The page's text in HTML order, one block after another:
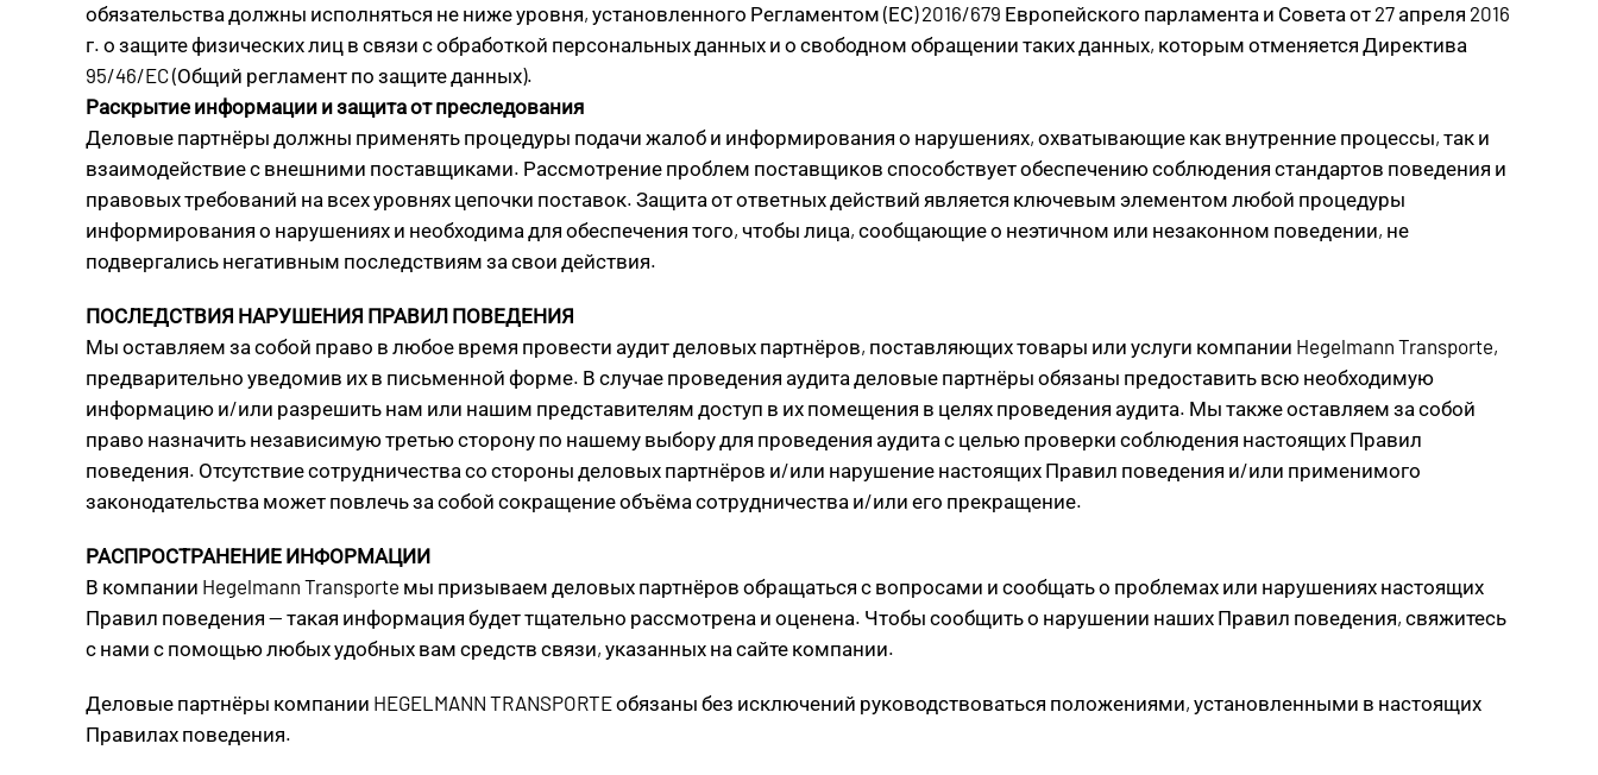
обязательства должны исполняться не ниже уровня, установленного Регламентом (ЕС) 2016/679 Европейского парламента и Совета от 27 апреля 2016
г. о защите физических лиц в связи с обработкой персональных данных и о свободном обращении таких данных, которым отменяется Директива
95/46/EC (Общий регламент по защите данных).
Раскрытие информации и защита от преследования
Деловые партнёры должны применять процедуры подачи жалоб и информирования о нарушениях, охватывающие как внутренние процессы, так и
взаимодействие с внешними поставщиками. Рассмотрение проблем поставщиков способствует обеспечению соблюдения стандартов поведения и
правовых требований на всех уровнях цепочки поставок. Защита от ответных действий является ключевым элементом любой процедуры
информирования о нарушениях и необходима для обеспечения того, чтобы лица, сообщающие о неэтичном или незаконном поведении, не
подвергались негативным последствиям за свои действия.
ПОСЛЕДСТВИЯ НАРУШЕНИЯ ПРАВИЛ ПОВЕДЕНИЯ
Мы оставляем за собой право в любое время провести аудит деловых партнёров, поставляющих товары или услуги компании Hegelmann Transporte,
предварительно уведомив их в письменной форме. В случае проведения аудита деловые партнёры обязаны предоставить всю необходимую
информацию и/или разрешить нам или нашим представителям доступ в их помещения в целях проведения аудита. Мы также оставляем за собой
право назначить независимую третью сторону по нашему выбору для проведения аудита с целью проверки соблюдения настоящих Правил
поведения. Отсутствие сотрудничества со стороны деловых партнёров и/или нарушение настоящих Правил поведения и/или применимого
законодательства может повлечь за собой сокращение объёма сотрудничества и/или его прекращение.
РАСПРОСТРАНЕНИЕ ИНФОРМАЦИИ
В компании Hegelmann Transporte мы призываем деловых партнёров обращаться с вопросами и сообщать о проблемах или нарушениях настоящих
Правил поведения — такая информация будет тщательно рассмотрена и оценена. Чтобы сообщить о нарушении наших Правил поведения, свяжитесь
с нами с помощью любых удобных вам средств связи, указанных на сайте компании.
Деловые партнёры компании HEGELMANN TRANSPORTE обязаны без исключений руководствоваться положениями, установленными в настоящих
Правилах поведения.